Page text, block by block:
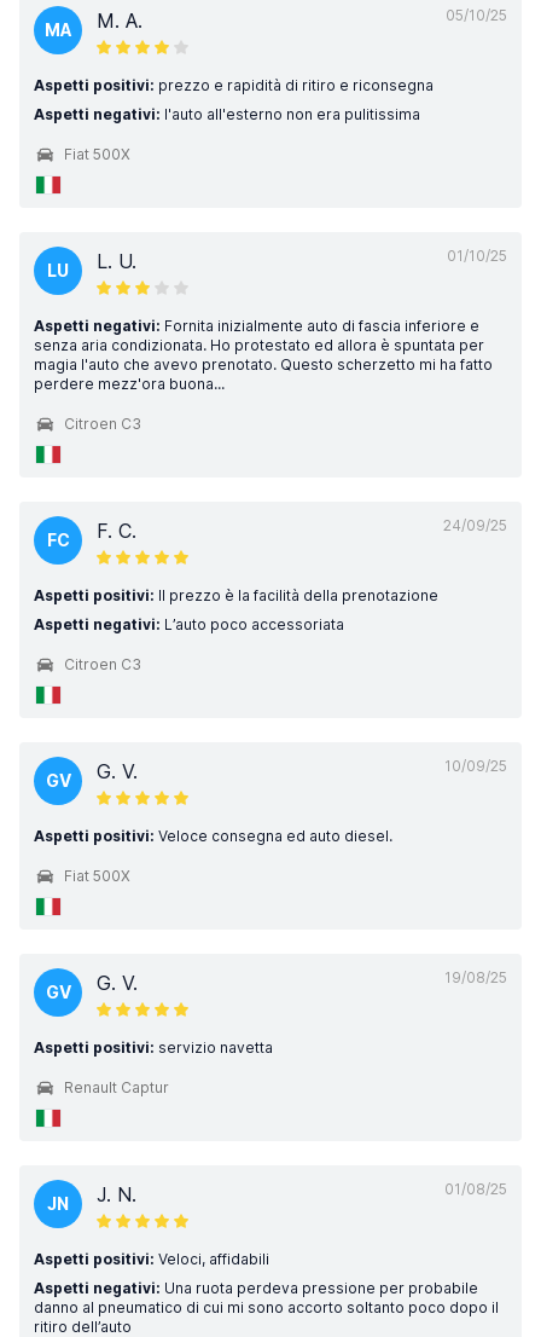
05/10/25
MA M. A.
Aspetti positivi: prezzo e rapidità di ritiro e riconsegna
Aspetti negativi: l'auto all'esterno non era pulitissima
Fiat 500X
01/10/25
LU L. U.
Aspetti negativi: Fornita inizialmente auto di fascia inferiore e
senza aria condizionata. Ho protestato ed allora è spuntata per
magia l'auto che avevo prenotato. Questo scherzetto mi ha fatto
perdere mezz'ora buona...
Citroen C3
24/09/25
FC F. C.
Aspetti positivi: Il prezzo è la facilità della prenotazione
Aspetti negativi: L’auto poco accessoriata
Citroen C3
10/09/25
GV G. V.
Aspetti positivi: Veloce consegna ed auto diesel.
Fiat 500X
19/08/25
GV G. V.
Aspetti positivi: servizio navetta
Renault Captur
01/08/25
JN J. N.
Aspetti positivi: Veloci, affidabili
Aspetti negativi: Una ruota perdeva pressione per probabile
danno al pneumatico di cui mi sono accorto soltanto poco dopo il
ritiro dell’auto